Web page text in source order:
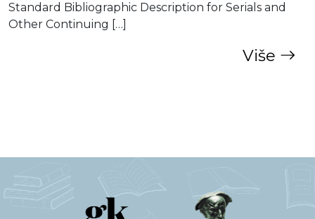
Standard Bibliographic Description for Serials and
Other Continuing […]
Više